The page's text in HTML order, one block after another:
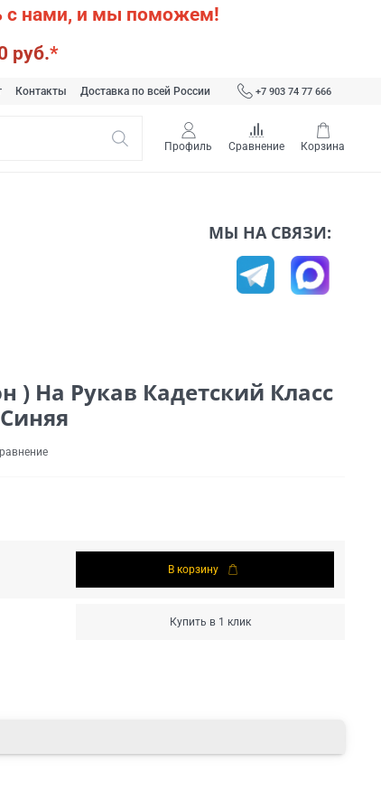
с нами, и мы поможем!
руб.*
Контакты Доставка по всей России +7 903 74 77 666
Профиль Сравнение Корзина
МЫ НА СВЯЗИ:
На Рукав Кадетский Класс
В корзину
Купить в 1 клик